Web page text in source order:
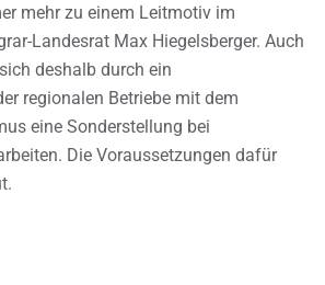
mehr zu einem Leitmotiv im
Landesrat Max Hiegelsberger. Auch
deshalb durch ein
regionalen Betriebe mit dem
eine Sonderstellung bei
Die Voraussetzungen dafür